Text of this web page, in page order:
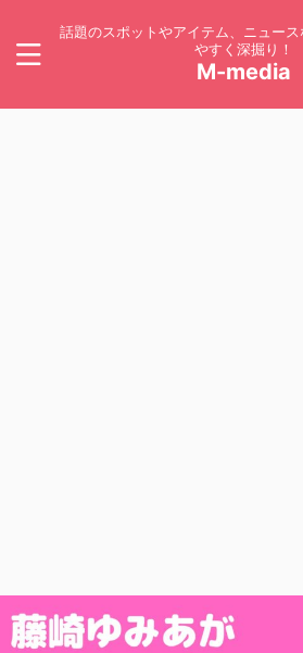
話題のスポットやアイテム、ニュー
やすく深掘り！
M-media